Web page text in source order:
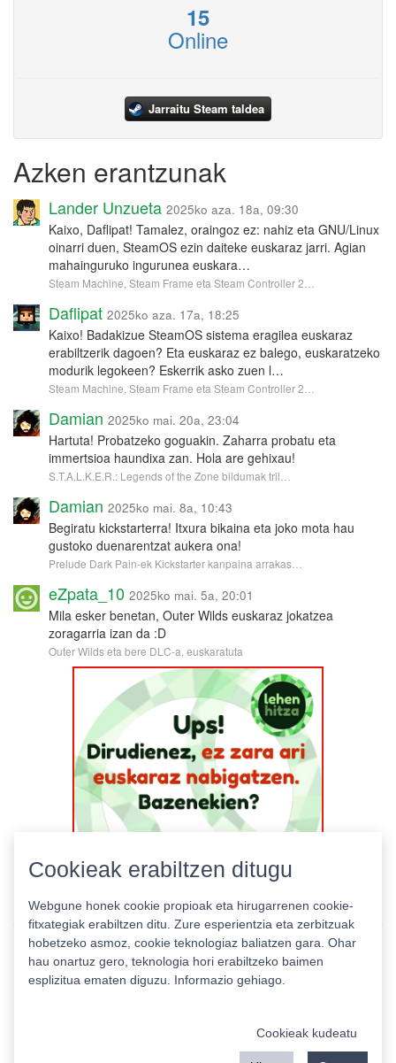
15
Online
Jarraitu Steam taldea
Azken erantzunak
Lander Unzueta 2025ko aza. 18a, 09:30
Kaixo, Daflipat! Tamalez, oraingoz ez: nahiz eta GNU/Linux
oinarri duen, SteamOS ezin daiteke euskaraz jarri. Agian
mahainguruko ingurunea euskara…
Steam Machine, Steam Frame eta Steam Controller 2…
Daflipat 2025ko aza. 17a, 18:25
Kaixo! Badakizue SteamOS sistema eragilea euskaraz
erabiltzerik dagoen? Eta euskaraz ez balego, euskaratzeko
modurik legokeen? Eskerrik asko zuen l…
Steam Machine, Steam Frame eta Steam Controller 2…
Damian 2025ko mai. 20a, 23:04
Hartuta! Probatzeko goguakin. Zaharra probatu eta
immertsioa haundixa zan. Hola are gehixau!
S.T.A.L.K.E.R.: Legends of the Zone bildumak tril…
Damian 2025ko mai. 8a, 10:43
Begiratu kickstarterra! Itxura bikaina eta joko mota hau
gustoko duenarentzat aukera ona!
Prelude Dark Pain-ek Kickstarter kanpaina arrakas…
eZpata_10 2025ko mai. 5a, 20:01
Mila esker benetan, Outer Wilds euskaraz jokatzea
zoragarria izan da :D
Outer Wilds eta bere DLC-a, euskaratuta
Estatistikak
Cookieak erabiltzen ditugu
Webgune honek cookie propioak eta hirugarrenen cookie-
fitxategiak erabiltzen ditu. Zure esperientzia eta zerbitzuak
hobetzeko asmoz, cookie teknologiaz baliatzen gara. Ohar
hau onartuz gero, teknologia hori erabiltzeko baimen
esplizitua ematen diguzu. Informazio gehiago.
Cookieak kudeatu